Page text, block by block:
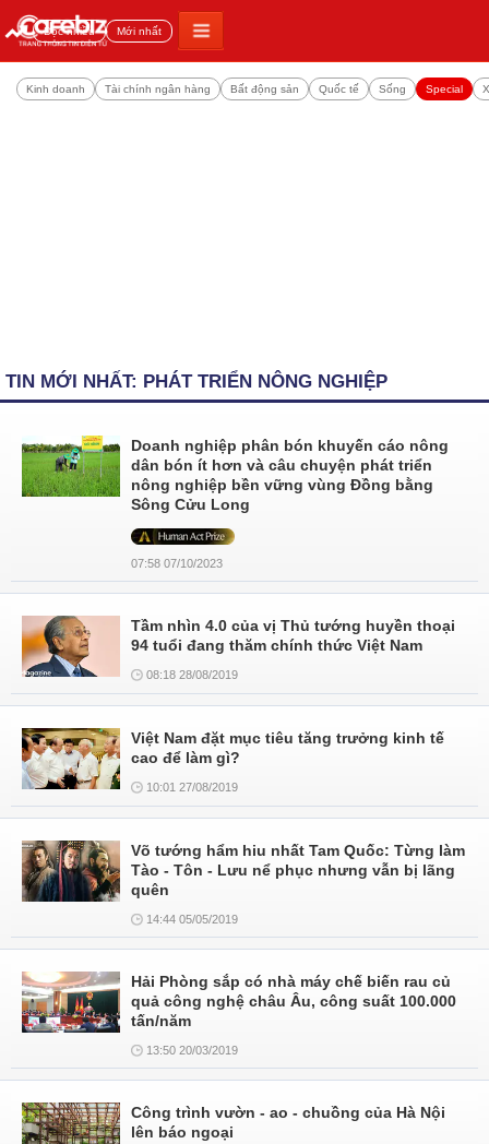
Đọc nhiều Mới nhất
Kinh doanh Tài chính ngân hàng Bất động sản Quốc tế Sống Special
TIN MỚI NHẤT: PHÁT TRIỂN NÔNG NGHIỆP
Doanh nghiệp phân bón khuyến cáo nông
dân bón ít hơn và câu chuyện phát triển
nông nghiệp bền vững vùng Đồng bằng
Sông Cửu Long
07:58 07/10/2023
Tầm nhìn 4.0 của vị Thủ tướng huyền thoại
94 tuổi đang thăm chính thức Việt Nam
08:18 28/08/2019
Việt Nam đặt mục tiêu tăng trưởng kinh tế
cao để làm gì?
10:01 27/08/2019
Võ tướng hẩm hiu nhất Tam Quốc: Từng làm
Tào - Tôn - Lưu nể phục nhưng vẫn bị lãng
quên
14:44 05/05/2019
Hải Phòng sắp có nhà máy chế biến rau củ
quả công nghệ châu Âu, công suất 100.000
tấn/năm
13:50 20/03/2019
Công trình vườn - ao - chuồng của Hà Nội
lên báo ngoại